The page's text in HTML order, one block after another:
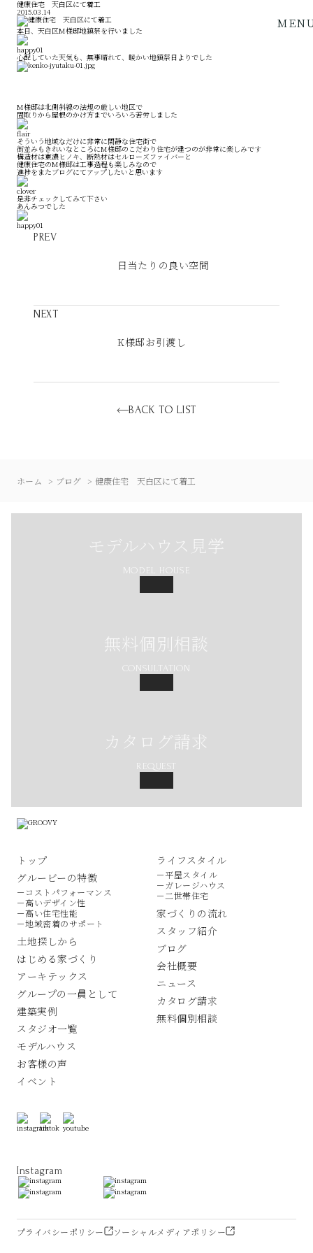
健康住宅 天白区にて着工
2015.03.14
本日、天白区M様邸地鎮祭を行いました
心配していた天気も、無事晴れて、暖かい地鎮祭日よりでした
M様邸は北側斜線の法規の厳しい地区で
間取りから屋根のかけ方までいろいろ苦労しました
そういう地域なだけに非常に閑静な住宅街で
街並みもきれいなところにM様邸のこだわり住宅が建つのが非常に楽しみです
構造材は東濃ヒノキ、断熱材はセルローズファイバーと
健康住宅のM様邸は工事過程も楽しみなので
進捗をまたブログにてアップしたいと思います
是非チェックしてみて下さい
あんみつでした
PREV
日当たりの良い空間
BACK TO LIST
NEXT
K様邸お引渡し
ホーム ブログ 健康住宅 天白区にて着工
モデルハウス見学
MODEL HOUSE
無料個別相談
CONSULTATION
カタログ請求
REQUEST
トップ
グルービーの特徴
－コストパフォーマンス
－高いデザイン性
－高い住宅性能
－地域密着のサポート
土地探しから
はじめる家づくり
アーキテックス
グループの一員として
建築実例
スタジオ一覧
モデルハウス
お客様の声
イベント
ライフスタイル
－平屋スタイル
－ガレージハウス
－二世帯住宅
家づくりの流れ
スタッフ紹介
ブログ
会社概要
ニュース
カタログ請求
無料個別相談
Instagram
プライバシーポリシー ソーシャルメディアポリシー